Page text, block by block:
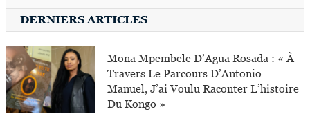
DERNIERS ARTICLES
Mona Mpembele D’Agua Rosada : « À
Travers Le Parcours D’Antonio
Manuel, J’ai Voulu Raconter L’histoire
Du Kongo »